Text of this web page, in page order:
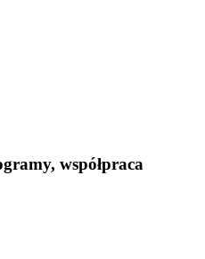
współpraca